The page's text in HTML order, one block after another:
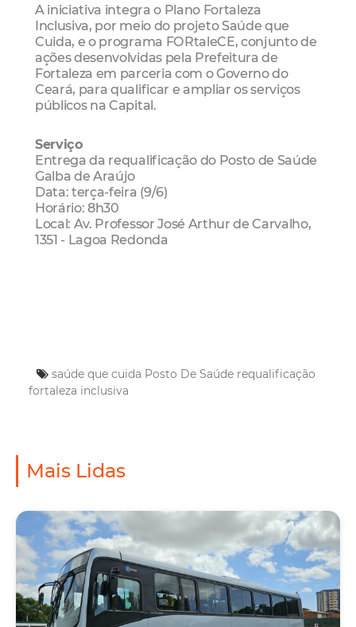
A iniciativa integra o Plano Fortaleza
Inclusiva, por meio do projeto Saúde que
Cuida, e o programa FORtaleCE, conjunto de
ações desenvolvidas pela Prefeitura de
Fortaleza em parceria com o Governo do
Ceará, para qualificar e ampliar os serviços
públicos na Capital.
Serviço
Entrega da requalificação do Posto de Saúde
Galba de Araújo
Data: terça-feira (9/6)
Horário: 8h30
Local: Av. Professor José Arthur de Carvalho,
1351 - Lagoa Redonda
saúde que cuida Posto De Saúde requalificação
fortaleza inclusiva
Mais Lidas